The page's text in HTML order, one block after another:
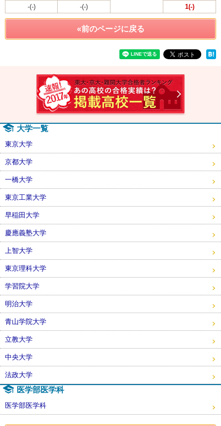
-(-)
-(-) 1(-)
«前のページに戻る
大学一覧
東京大学
京都大学
一橋大学
東京工業大学
早稲田大学
慶應義塾大学
上智大学
東京理科大学
学習院大学
明治大学
青山学院大学
立教大学
中央大学
法政大学
医学部医学科
医学部医学科